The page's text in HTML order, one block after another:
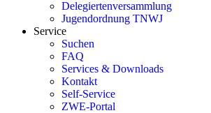
Delegiertenversammlung
Jugendordnung TNWJ
Service
Suchen
FAQ
Services & Downloads
Kontakt
Self-Service
ZWE-Portal